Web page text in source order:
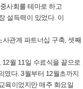
사회를 테마로 하고
설득력이 있었다. 이
관계 파트너십 구축, 셋째
월 11일 수료식을 끝으로
였다. 3월부터 12월초까지
육이었지만 매주 화요일